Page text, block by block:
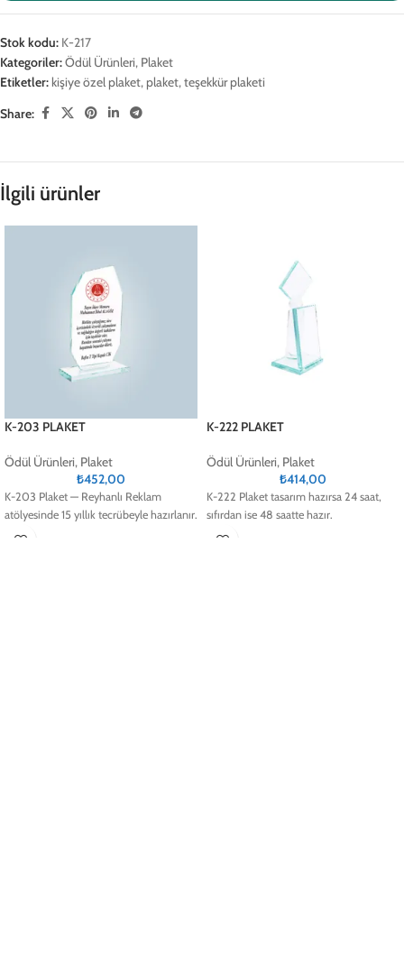
Stok kodu: K-217
Kategoriler:Ödül Ürünleri, Plaket
Etiketler: kişiye özel plaket, plaket,teşekkür plaketi
Share:
İlgili ürünler
K-203 PLAKET
Ödül Ürünleri, Plaket
₺452,00
K-203 Plaket — Reyhanlı Reklam
atölyesinde 15 yıllık tecrübeyle hazırlanır.
K-222 PLAKET
Ödül Ürünleri, Plaket
₺414,00
K-222 Plaket tasarım hazırsa 24 saat,
sıfırdan ise 48 saatte hazır.